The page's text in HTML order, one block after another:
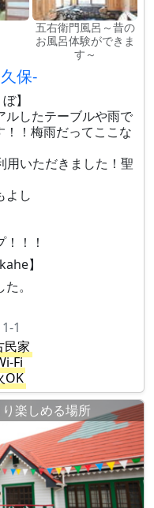
五右衛門風呂～昔の
お風呂体験ができま
す～
保-
】
ルしたテーブルや雨で
！！梅雨だってここな
用いただきました！聖
よし
！！
】
。
1
民家
Fi
OK
楽しめる場所